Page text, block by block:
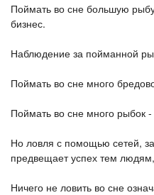
Поймать во сне большую
бизнес.
Наблюдение за пойманной
Поймать во сне много
Поймать во сне много рыбок
Но ловля с помощью сетей,
предвещает успех тем
Ничего не ловить во сне